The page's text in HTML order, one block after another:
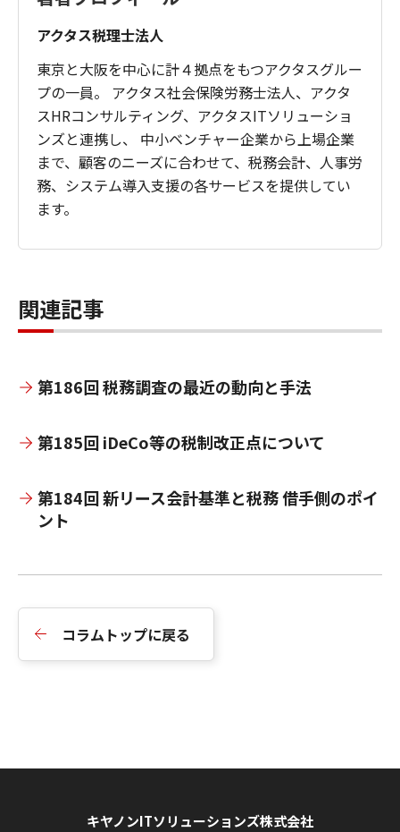
アクタス税理士法人
東京と大阪を中心に計４拠点をもつアクタスグルー
プの一員。 アクタス社会保険労務士法人、アクタ
スHRコンサルティング、アクタスITソリューショ
ンズと連携し、 中小ベンチャー企業から上場企業
まで、顧客のニーズに合わせて、税務会計、人事労
務、システム導入支援の各サービスを提供してい
ます。
関連記事
第186回 税務調査の最近の動向と手法
第185回 iDeCo等の税制改正点について
第184回 新リース会計基準と税務 借手側のポイ
ント
コラムトップに戻る
キヤノンITソリューションズ株式会社